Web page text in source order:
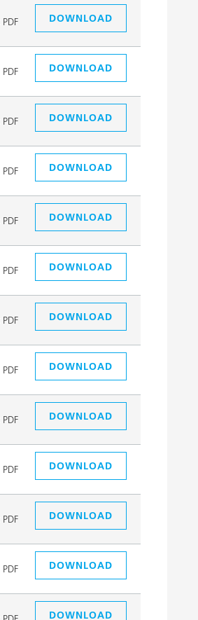
PDF DOWNLOAD
PDF DOWNLOAD
PDF DOWNLOAD
PDF DOWNLOAD
PDF DOWNLOAD
PDF DOWNLOAD
PDF DOWNLOAD
PDF DOWNLOAD
PDF DOWNLOAD
PDF DOWNLOAD
PDF DOWNLOAD
PDF DOWNLOAD
DOWNLOAD